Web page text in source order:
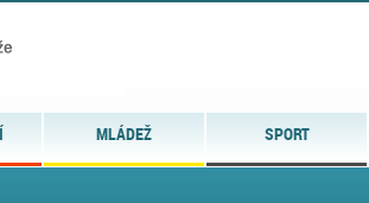
MLÁDEŽ SPORT